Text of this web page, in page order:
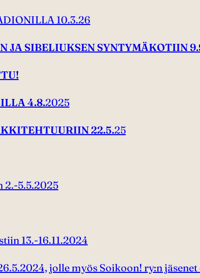
10.3.26
SIBELIUKSEN SYNTYMÄKOTIIN
4.8.2025
22.5.25
2.-5.5.2025
13.-16.11.2024
jolle myös Soikoon! ry:n